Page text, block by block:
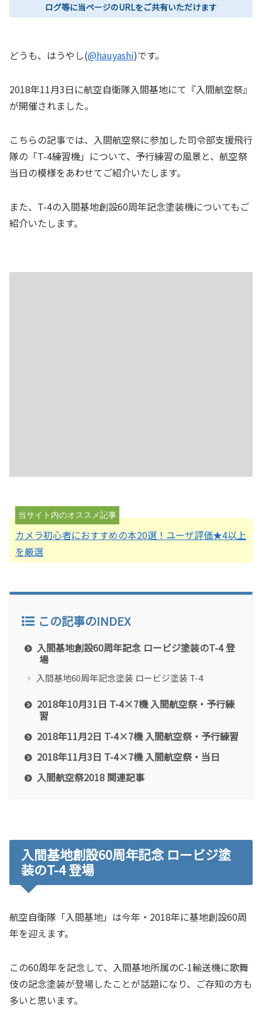
ログ等に当ページのURLをご共有いただけます
どうも、はうやし(@hauyashi)です。
2018年11月3日に航空自衛隊入間基地にて『入間航空祭』
が開催されました。
こちらの記事では、入間航空祭に参加した司令部支援飛行
隊の「T-4練習機」について、予行練習の風景と、航空祭
当日の模様をあわせてご紹介いたします。
また、T-4の入間基地創設60周年記念塗装機についてもご
紹介いたします。
カメラ初心者におすすめの本20選！ユーザ評価★4以上
を厳選
この記事のINDEX
入間基地創設60周年記念 ロービジ塗装のT-4 登
場
入間基地60周年記念塗装 ロービジ塗装 T-4
2018年10月31日 T-4×7機 入間航空祭・予行練
習
2018年11月2日 T-4×7機 入間航空祭・予行練習
2018年11月3日 T-4×7機 入間航空祭・当日
入間航空祭2018 関連記事
入間基地創設60周年記念 ロービジ塗
装のT-4 登場
航空自衛隊「入間基地」は今年・2018年に基地創設60周
年を迎えます。
この60周年を記念して、入間基地所属のC-1輸送機に歌舞
伎の記念塗装が登場したことが話題になり、ご存知の方も
多いと思います。